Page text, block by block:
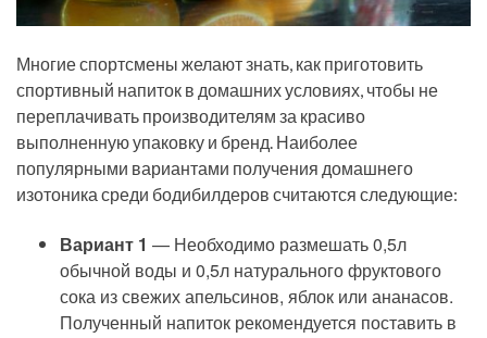
Многие спортсмены желают знать, как приготовить
спортивный напиток в домашних условиях, чтобы не
переплачивать производителям за красиво
выполненную упаковку и бренд. Наиболее
популярными вариантами получения домашнего
изотоника среди бодибилдеров считаются следующие:
Вариант 1 — Необходимо размешать 0,5л
обычной воды и 0,5л натурального фруктового
сока из свежих апельсинов, яблок или ананасов.
Полученный напиток рекомендуется поставить в